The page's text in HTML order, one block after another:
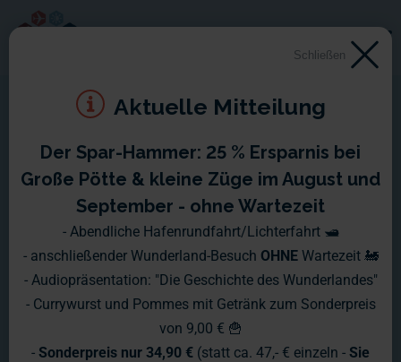
Montag, 05.01. - Sonntag,
11.01.2004
Hier nun die versprochenen Bilder von der Eröffnung. Neben
der weiteren Verkabelung der Hotels in Las Vegas (das Luxor
ist nun auch bald dran), macht sich ein Team um Joachim
derzeit daran, den Transrapid betriebsbereit zu machen. Wir
sind schon gespannt, wie das Ergebnis der kommenden
Schließen
Aktuelle Mitteilung
Der Spar-Hammer: 25 % Ersparnis bei
Große Pötte & kleine Züge im August und
September - ohne Wartezeit
- Abendliche Hafenrundfahrt/Lichterfahrt 🛥️
- anschließender Wunderland-Besuch OHNE Wartezeit 🚂
- Audiopräsentation: "Die Geschichte des Wunderlandes"
- Currywurst und Pommes mit Getränk zum Sonderpreis
von 9,00 € 🍟
- Sonderpreis nur 34,90 € (statt ca. 47,- € einzeln - Sie